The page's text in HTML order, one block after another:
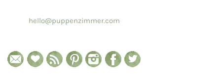
hello@puppenzimmer.com